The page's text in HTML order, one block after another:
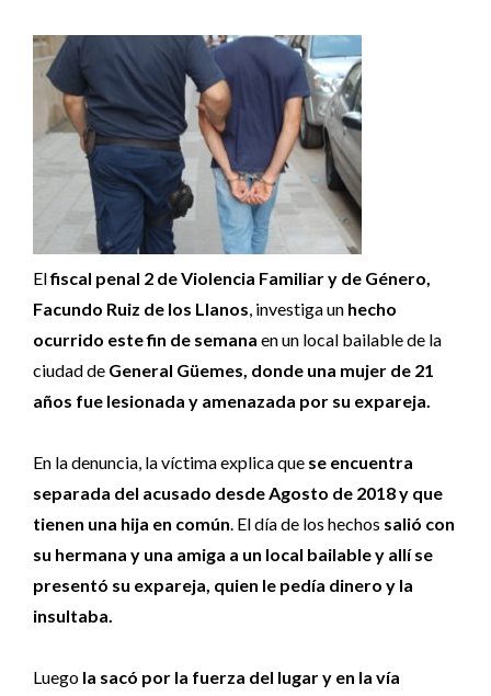
Elfiscal penal 2 de Violencia Familiar y de Género,
Facundo Ruiz de los Llanos, investiga un hecho
ocurrido este fin de semana en un local bailable de la
ciudad de General Güemes, donde una mujer de 21
años fue lesionada y amenazada por su expareja.
En la denuncia, la víctima explica que se encuentra
separada del acusado desde Agosto de 2018 y que
tienen una hija en común. El día de los hechos salió con
su hermana y una amiga a un local bailable y allí se
presentó su expareja, quien le pedía dinero y la
insultaba.
Luego la sacó por la fuerza del lugar y en la vía